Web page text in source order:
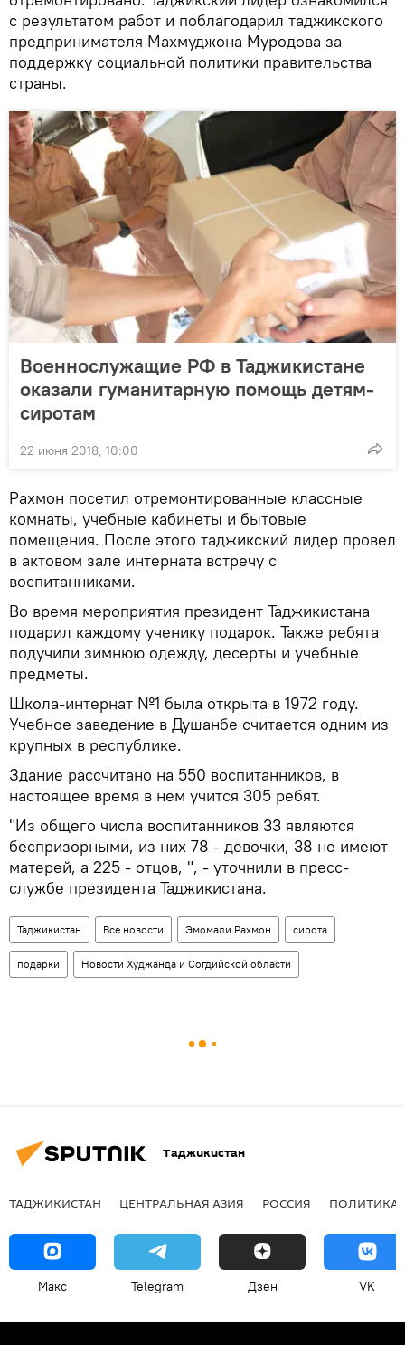
с результатом работ и поблагодарил таджикского
предпринимателя Махмуджона Муродова за
поддержку социальной политики правительства
страны.
Военнослужащие РФ в Таджикистане
оказали гуманитарную помощь детям-
сиротам
22 июня 2018, 10:00
Рахмон посетил отремонтированные классные
комнаты, учебные кабинеты и бытовые
помещения. После этого таджикский лидер провел
в актовом зале интерната встречу с
воспитанниками.
Во время мероприятия президент Таджикистана
подарил каждому ученику подарок. Также ребята
подучили зимнюю одежду, десерты и учебные
предметы.
Школа-интернат №1 была открыта в 1972 году.
Учебное заведение в Душанбе считается одним из
крупных в республике.
Здание рассчитано на 550 воспитанников, в
настоящее время в нем учится 305 ребят.
"Из общего числа воспитанников 33 являются
беспризорными, из них 78 - девочки, 38 не имеют
матерей, а 225 - отцов, ", - уточнили в пресс-
службе президента Таджикистана.
Таджикистан Все новости Эмомали Рахмон сирота
подарки Новости Худжанда и Согдийской области
Таджикистан
ТАДЖИКИСТАН ЦЕНТРАЛЬНАЯ АЗИЯ РОССИЯ ПОЛИТИКА
Макс Telegram Дзен VK